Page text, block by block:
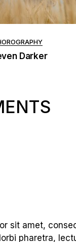
Darker
sit amet,
pharetra,